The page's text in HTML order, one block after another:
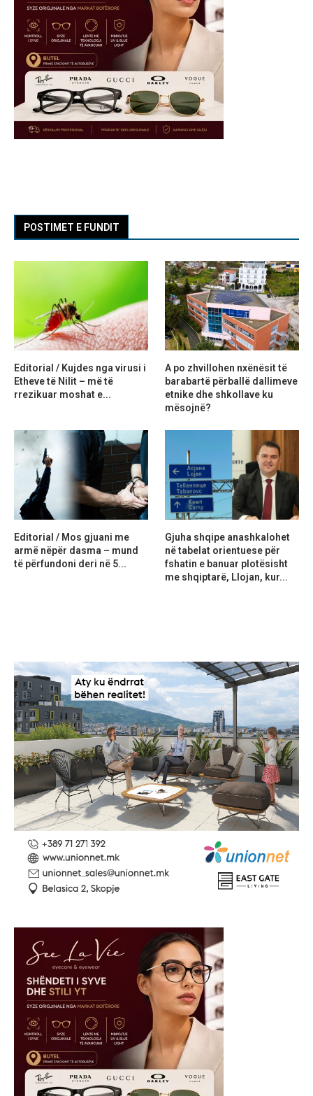
POSTIMET E FUNDIT
Editorial / Kujdes nga virusi i
Etheve të Nilit – më të
rrezikuar moshat e...
A po zhvillohen nxënësit të
barabartë përballë dallimeve
etnike dhe shkollave ku
mësojnë?
Editorial / Mos gjuani me
armë nëpër dasma – mund
të përfundoni deri në 5...
Gjuha shqipe anashkalohet
në tabelat orientuese për
fshatin e banuar plotësisht
me shqiptarë, Llojan, kur...